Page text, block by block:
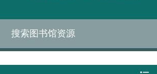
搜索图书馆资源